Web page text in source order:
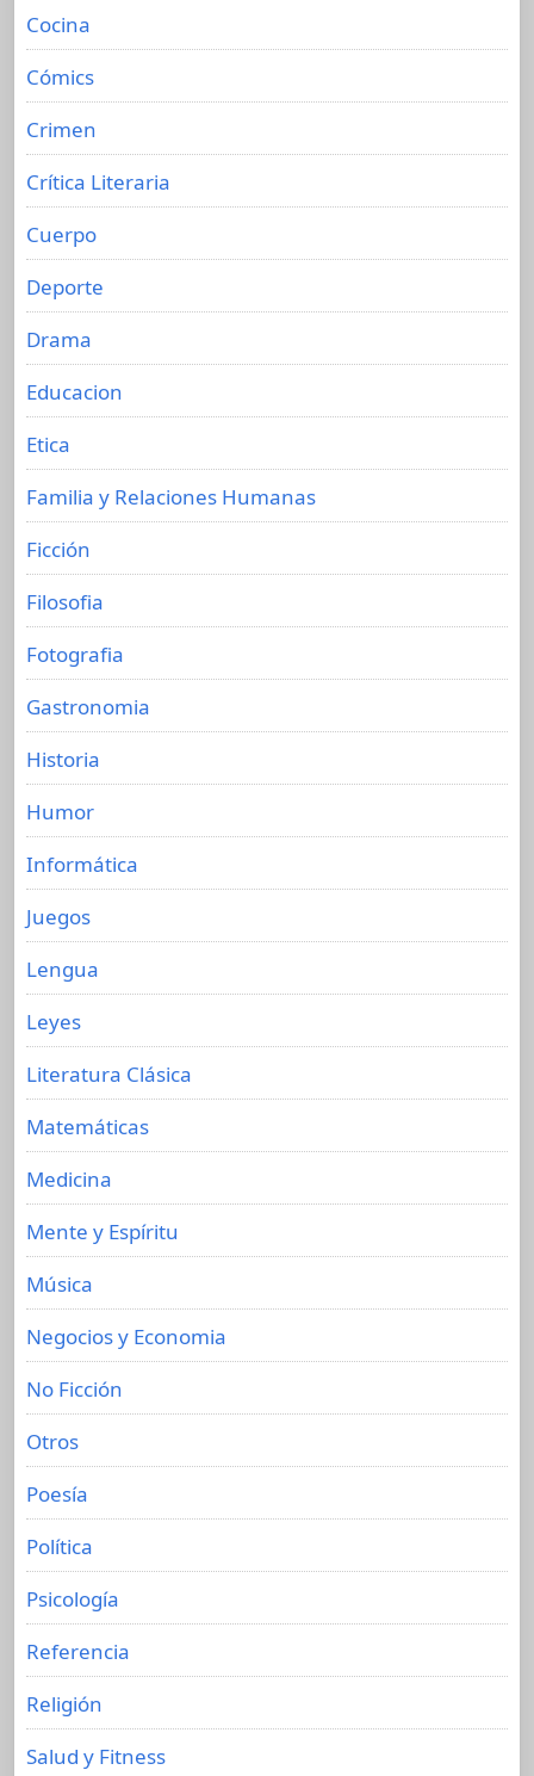
Cocina
Cómics
Crimen
Crítica Literaria
Cuerpo
Deporte
Drama
Educacion
Etica
Familia y Relaciones Humanas
Ficción
Filosofia
Fotografia
Gastronomia
Historia
Humor
Informática
Juegos
Lengua
Leyes
Literatura Clásica
Matemáticas
Medicina
Mente y Espíritu
Música
Negocios y Economia
No Ficción
Otros
Poesía
Política
Psicología
Referencia
Religión
Salud y Fitness